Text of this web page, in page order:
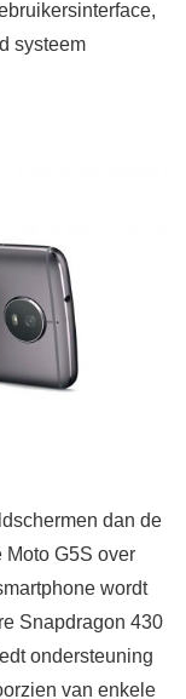
systeem
dan de
Moto G5S over
wordt
Snapdragon 430
ondersteuning
van enkele